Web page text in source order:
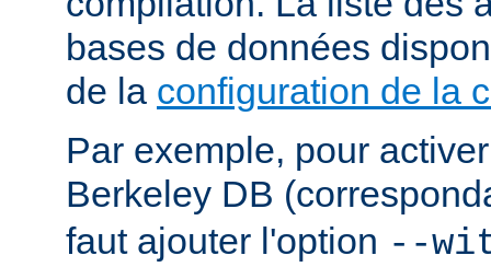
bases de données
de la configuration de la
Par exemple, pour
Berkeley DB
faut ajouter l'option --